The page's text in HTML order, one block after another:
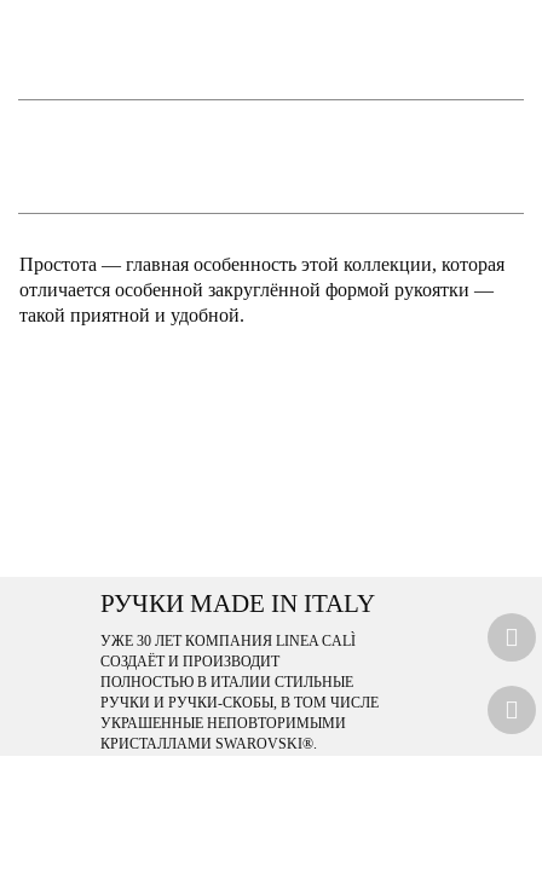
Простота — главная особенность этой коллекции, которая
отличается особенной закруглённой формой рукоятки —
такой приятной и удобной.
РУЧКИ MADE IN ITALY
УЖЕ 30 ЛЕТ КОМПАНИЯ LINEA CALÌ
СОЗДАЁТ И ПРОИЗВОДИТ
ПОЛНОСТЬЮ В ИТАЛИИ СТИЛЬНЫЕ
РУЧКИ И РУЧКИ-СКОБЫ, В ТОМ ЧИСЛЕ
УКРАШЕННЫЕ НЕПОВТОРИМЫМИ
КРИСТАЛЛАМИ SWAROVSKI®.